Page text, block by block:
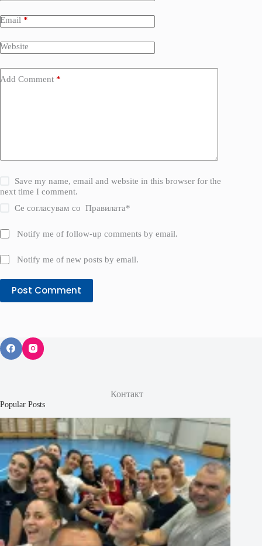
Email *
Website
Add Comment *
Save my name, email and website in this browser for the
next time I comment.
Се согласувам соПравилата*
Notify me of follow-up comments by email.
Notify me of new posts by email.
Post Comment
Контакт
Popular Posts